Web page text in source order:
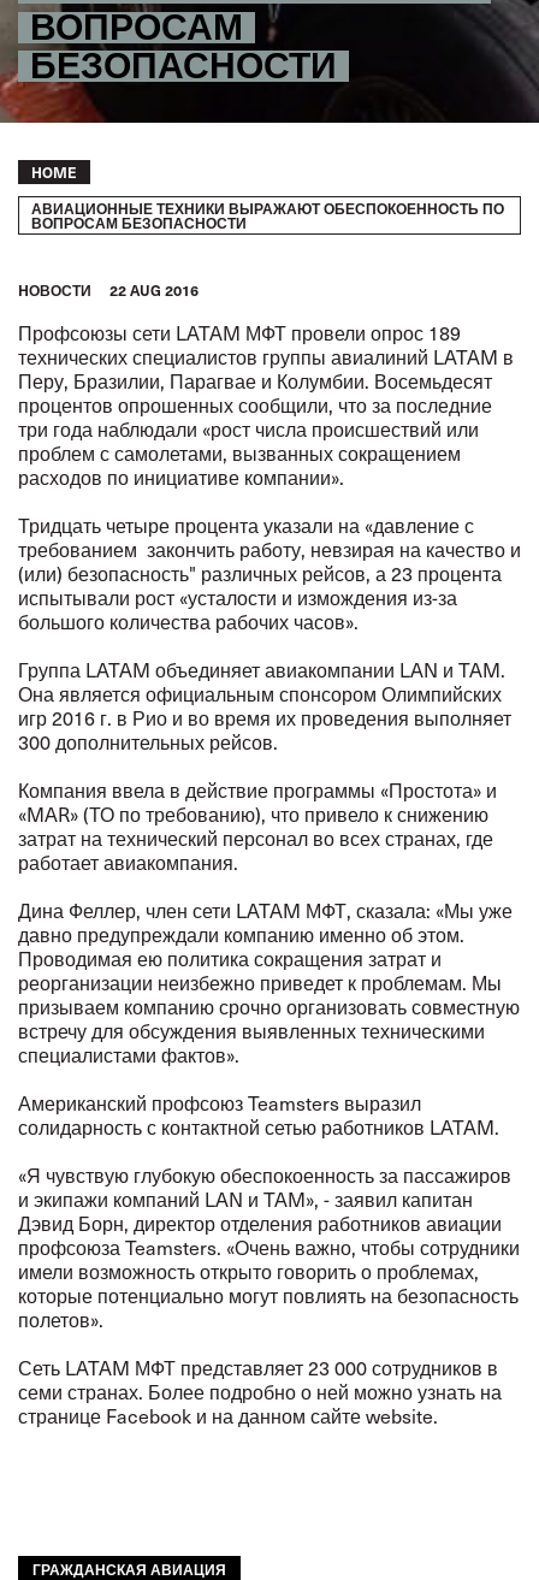
ВОПРОСАМ
БЕЗОПАСНОСТИ
Breadcrumb
HOME
АВИАЦИОННЫЕ ТЕХНИКИ ВЫРАЖАЮТ ОБЕСПОКОЕННОСТЬ ПО
ВОПРОСАМ БЕЗОПАСНОСТИ
HОВОСТИ 22 AUG 2016
Профсоюзы сети LATAM МФТ провели опрос 189
технических специалистов группы авиалиний LATAM в
Перу, Бразилии, Парагвае и Колумбии. Восемьдесят
процентов опрошенных сообщили, что за последние
три года наблюдали «рост числа происшествий или
проблем с самолетами, вызванных сокращением
расходов по инициативе компании».
Тридцать четыре процента указали на «давление с
требованием закончить работу, невзирая на качество и
(или) безопасность" различных рейсов, а 23 процента
испытывали рост «усталости и измождения из-за
большого количества рабочих часов».
Группа LATAM объединяет авиакомпании LAN и TAM.
Она является официальным спонсором Олимпийских
игр 2016 г. в Рио и во время их проведения выполняет
300 дополнительных рейсов.
Компания ввела в действие программы «Простота» и
«MAR» (ТО по требованию), что привело к снижению
затрат на технический персонал во всех странах, где
работает авиакомпания.
Дина Феллер, член сети LATAM МФТ, сказала: «Мы уже
давно предупреждали компанию именно об этом.
Проводимая ею политика сокращения затрат и
реорганизации неизбежно приведет к проблемам. Мы
призываем компанию срочно организовать совместную
встречу для обсуждения выявленных техническими
специалистами фактов».
Американский профсоюз Teamsters выразил
солидарность с контактной сетью работников LATAM.
«Я чувствую глубокую обеспокоенность за пассажиров
и экипажи компаний LAN и TAM», - заявил капитан
Дэвид Борн, директор отделения работников авиации
профсоюза Teamsters. «Очень важно, чтобы сотрудники
имели возможность открыто говорить о проблемах,
которые потенциально могут повлиять на безопасность
полетов».
Сеть LATAM МФТ представляет 23 000 сотрудников в
семи странах. Более подробно о ней можно узнать на
странице Facebook и на данном сайтеwebsite.
ГРАЖДАНСКАЯ АВИАЦИЯ